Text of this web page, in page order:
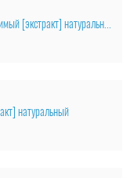
Черная смородина - порошок растворимый [экстракт] натуральный
натуральный